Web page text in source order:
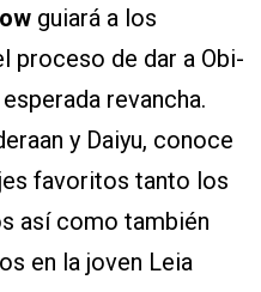
guiará a los
proceso de dar a Obi-
revancha.
y Daiyu, conoce
favoritos tanto los
así como también
en la joven Leia